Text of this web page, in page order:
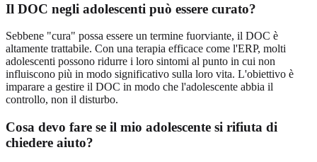
Il DOC negli adolescenti può essere curato?
Sebbene "cura" possa essere un termine fuorviante, il DOC è
altamente trattabile. Con una terapia efficace come l'ERP, molti
adolescenti possono ridurre i loro sintomi al punto in cui non
influiscono più in modo significativo sulla loro vita. L'obiettivo è
imparare a gestire il DOC in modo che l'adolescente abbia il
controllo, non il disturbo.
Cosa devo fare se il mio adolescente si rifiuta di
chiedere aiuto?